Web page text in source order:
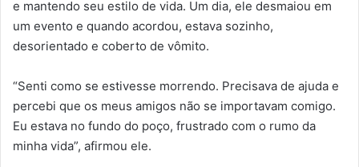
e mantendo seu estilo de vida. Um dia, ele desmaiou em
um evento e quando acordou, estava sozinho,
desorientado e coberto de vômito.
“Senti como se estivesse morrendo. Precisava de ajuda e
percebi que os meus amigos não se importavam comigo.
Eu estava no fundo do poço, frustrado com o rumo da
minha vida”, afirmou ele.